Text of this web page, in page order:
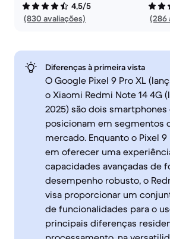
4,5/5
(830 avaliações)
(286
Diferenças à primeira vista
O Google Pixel 9 Pro XL
o Xiaomi Redmi Note 14 4G
2025) são dois smartphones
posicionam em segmentos
mercado. Enquanto o Pixel 9
em oferecer uma
capacidades avançadas de
desempenho robusto, o
visa proporcionar um
de funcionalidades para o
principais diferenças